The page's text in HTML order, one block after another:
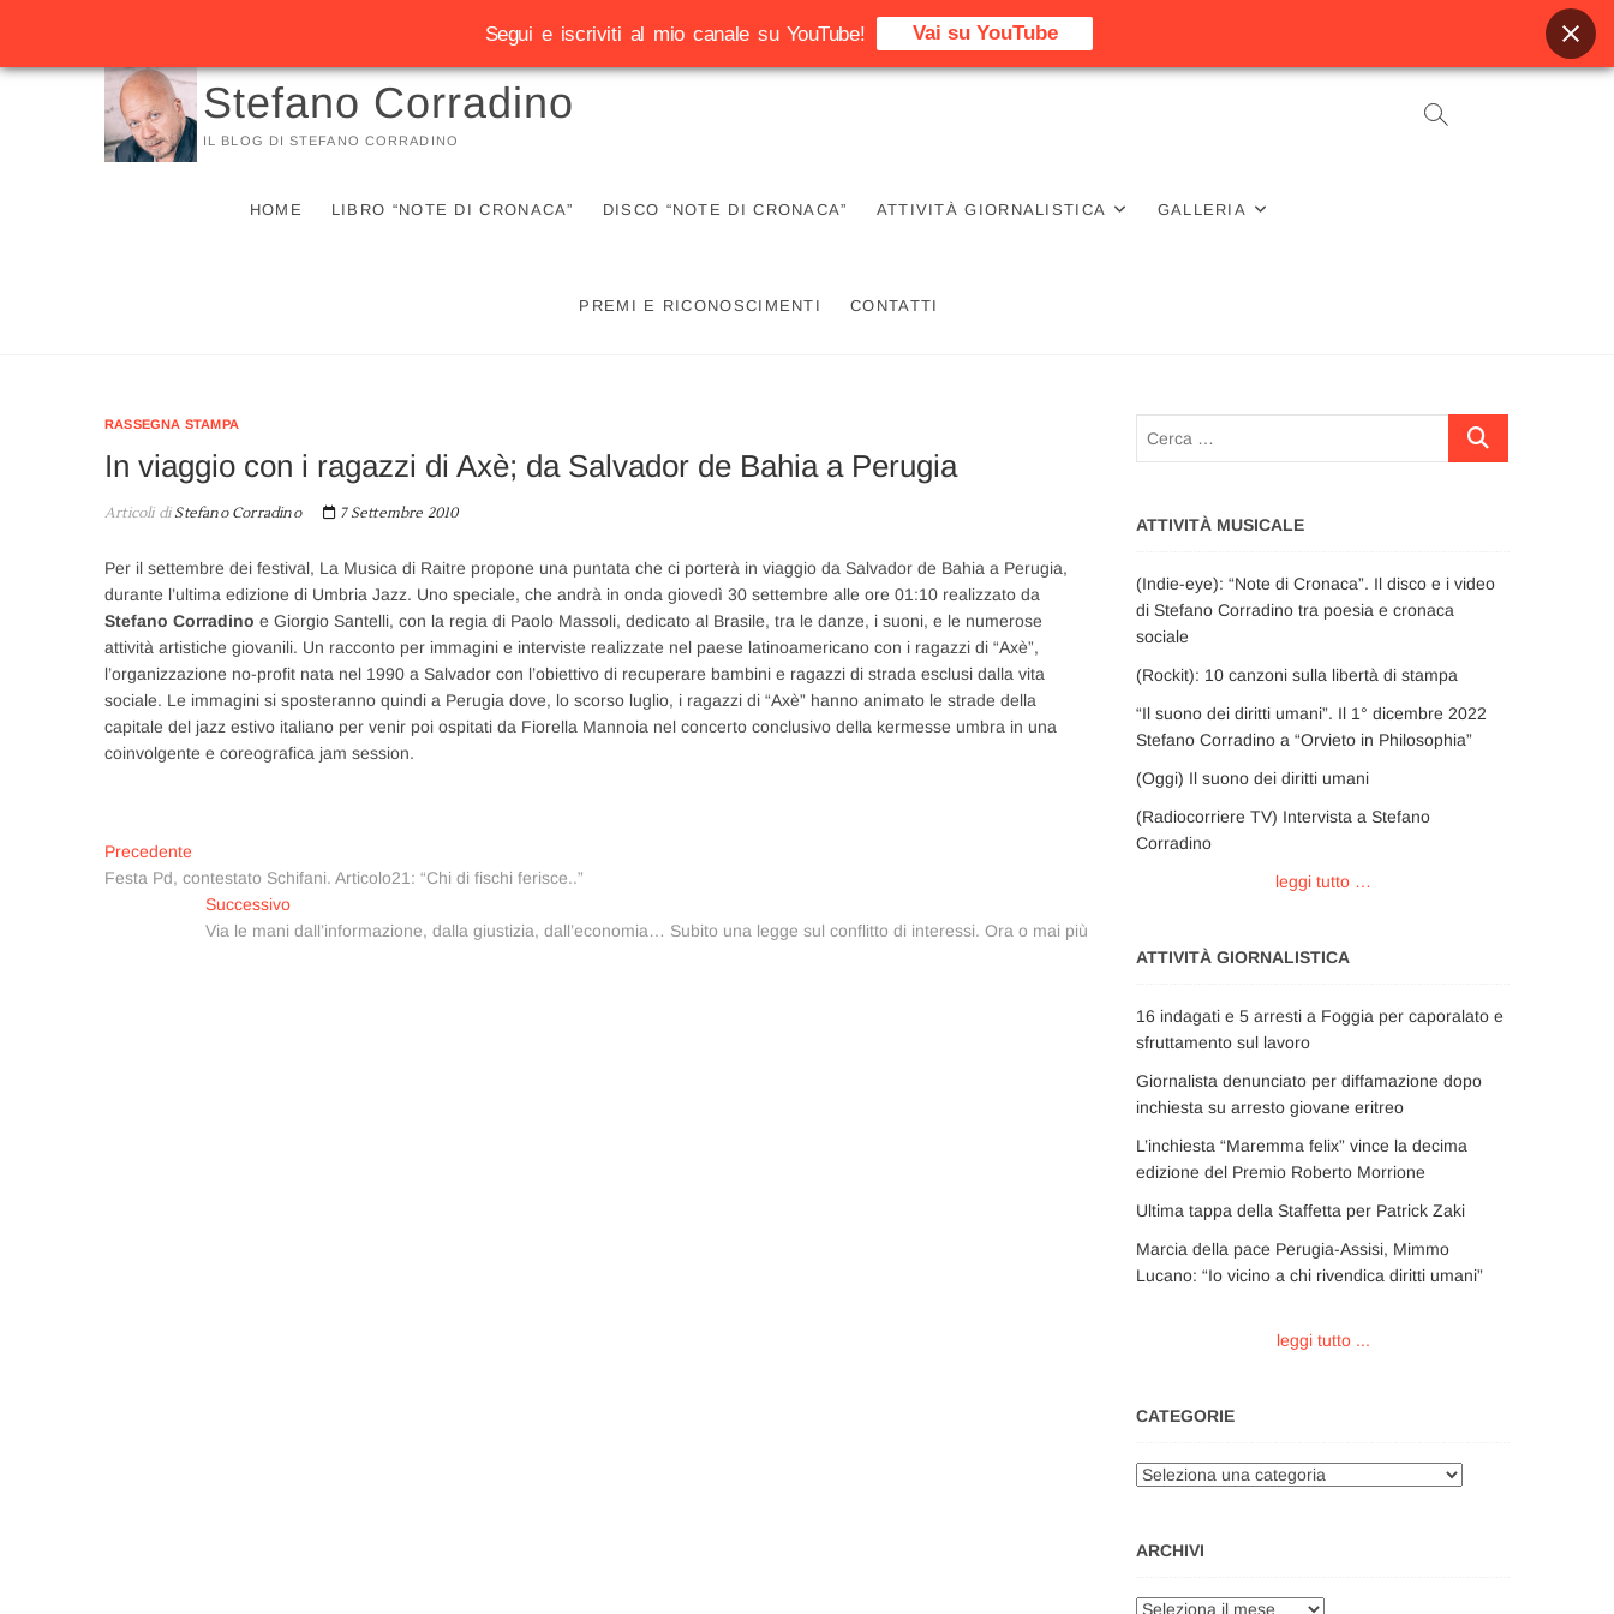
Vai
Stefano Corradino
IL BLOG DI STEFANO CORRADINO
HOME LIBRO “NOTE DI CRONACA” DISCO “NOTE DI CRONACA” ATTIVITÀ GIORNALISTICA GALLERIA
PREMI E RICONOSCIMENTI CONTATTI
RASSEGNA STAMPA
In viaggio con i ragazzi di Axè; da Salvador de Bahia a Perugia
Articoli diStefano Corradino 7 Settembre 2010
Per il settembre dei festival, La Musica di Raitre propone una puntata che ci porterà in viaggio da Salvador de Bahia a Perugia,
durante l’ultima edizione di Umbria Jazz. Uno speciale, che andrà in onda giovedì 30 settembre alle ore 01:10 realizzato da
Stefano Corradino e Giorgio Santelli, con la regia di Paolo Massoli, dedicato al Brasile, tra le danze, i suoni, e le numerose
attività artistiche giovanili. Un racconto per immagini e interviste realizzate nel paese latinoamericano con i ragazzi di “Axè”,
l’organizzazione no-profit nata nel 1990 a Salvador con l’obiettivo di recuperare bambini e ragazzi di strada esclusi dalla vita
sociale. Le immagini si sposteranno quindi a Perugia dove, lo scorso luglio, i ragazzi di “Axè” hanno animato le strade della
capitale del jazz estivo italiano per venir poi ospitati da Fiorella Mannoia nel concerto conclusivo della kermesse umbra in una
coinvolgente e coreografica jam session.
Navigazione
articoli
Precedente
precedente:
Festa Pd, contestato Schifani. Articolo21: “Chi di fischi ferisce..”
SuccessivoArticolo
successivo:
Via le mani dall’informazione, dalla giustizia, dall’economia… Subito una legge sul conflitto di interessi. Ora o mai più
Cerca
ATTIVITÀ MUSICALE
(Indie-eye): “Note di Cronaca”. Il disco e i video
di Stefano Corradino tra poesia e cronaca
sociale
(Rockit): 10 canzoni sulla libertà di stampa
“Il suono dei diritti umani”. Il 1° dicembre 2022
Stefano Corradino a “Orvieto in Philosophia”
(Oggi) Il suono dei diritti umani
(Radiocorriere TV) Intervista a Stefano
Corradino
leggi tutto …
ATTIVITÀ GIORNALISTICA
16 indagati e 5 arresti a Foggia per caporalato e
sfruttamento sul lavoro
Giornalista denunciato per diffamazione dopo
inchiesta su arresto giovane eritreo
L’inchiesta “Maremma felix” vince la decima
edizione del Premio Roberto Morrione
Ultima tappa della Staffetta per Patrick Zaki
Marcia della pace Perugia-Assisi, Mimmo
Lucano: “Io vicino a chi rivendica diritti umani”
leggi tutto ...
CATEGORIE
Categorie
ARCHIVI
Archivi
Segui e iscriviti al mio canale su YouTube! Vai su YouTube